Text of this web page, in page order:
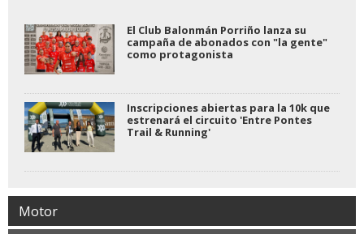
El Club Balonmán Porriño lanza su
campaña de abonados con "la gente"
como protagonista
Inscripciones abiertas para la 10k que
estrenará el circuito 'Entre Pontes
Trail & Running'
Motor